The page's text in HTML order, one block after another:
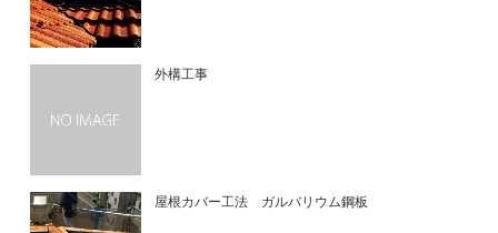
外構工事
屋根カバー工法 ガルバリウム鋼板